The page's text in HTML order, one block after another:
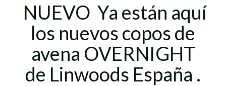
NUEVO Ya están aquí
los nuevos copos de
avena OVERNIGHT
de Linwoods España .